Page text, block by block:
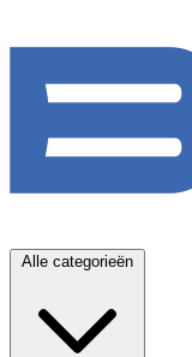
Alle categorieën